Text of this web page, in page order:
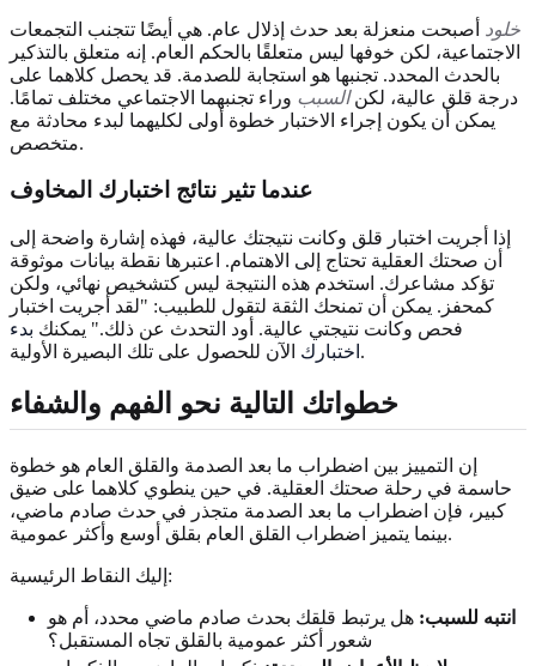
خلود أصبحت منعزلة بعد حدث إذلال عام. هي أيضًا تتجنب التجمعات
الاجتماعية، لكن خوفها ليس متعلقًا بالحكم العام. إنه متعلق بالتذكير
بالحدث المحدد. تجنبها هو استجابة للصدمة. قد يحصل كلاهما على
درجة قلق عالية، لكنالسبب وراء تجنبهما الاجتماعي مختلف تمامًا.
يمكن أن يكون إجراء الاختبار خطوة أولى لكليهما لبدء محادثة مع
متخصص.
عندما تثير نتائج اختبارك المخاوف
إذا أجريت اختبار قلق وكانت نتيجتك عالية، فهذه إشارة واضحة إلى
أن صحتك العقلية تحتاج إلى الاهتمام. اعتبرها نقطة بيانات موثوقة
تؤكد مشاعرك. استخدم هذه النتيجة ليس كتشخيص نهائي، ولكن
كمحفز. يمكن أن تمنحك الثقة لتقول للطبيب: "لقد أجريت اختبار
فحص وكانت نتيجتي عالية. أود التحدث عن ذلك." يمكنك بدء
اختبارك الآن للحصول على تلك البصيرة الأولية.
خطواتك التالية نحو الفهم والشفاء
إن التمييز بين اضطراب ما بعد الصدمة والقلق العام هو خطوة
حاسمة في رحلة صحتك العقلية. في حين ينطوي كلاهما على ضيق
كبير، فإن اضطراب ما بعد الصدمة متجذر في حدث صادم ماضي،
بينما يتميز اضطراب القلق العام بقلق أوسع وأكثر عمومية.
إليك النقاط الرئيسية:
انتبه للسبب: هل يرتبط قلقك بحدث صادم ماضي محدد، أم هو
شعور أكثر عمومية بالقلق تجاه المستقبل؟